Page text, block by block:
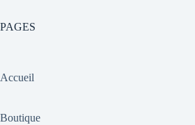
PAGES
Accueil
Boutique